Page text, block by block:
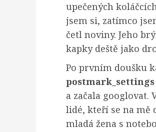
upečených
jsem si, zatímco
četl noviny. Jeho
kapky deště jako
Po prvním doušku
postmark_settings
a začala googlovat.
lidé, kteří se na mě
mladá žena s